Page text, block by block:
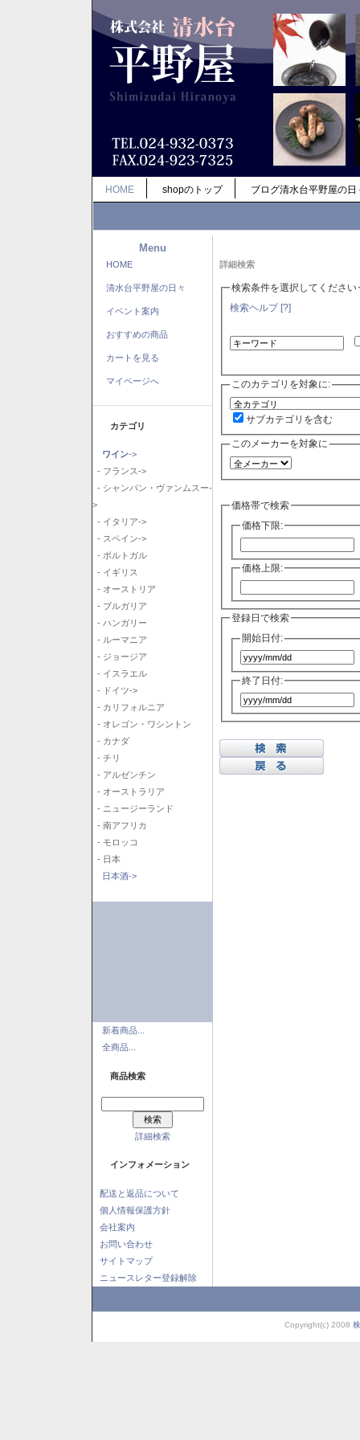
HOME shopのトップ ブログ清水台平野屋の日
Menu
HOME
清水台平野屋の日々
イベント案内
おすすめの商品
カートを見る
マイページへ
カテゴリ
ワイン->
- フランス->
- シャンパン・ヴァンムスー-
>
- イタリア->
- スペイン->
- ポルトガル
- イギリス
- オーストリア
- ブルガリア
- ハンガリー
- ルーマニア
- ジョージア
- イスラエル
- ドイツ->
- カリフォルニア
- オレゴン・ワシントン
- カナダ
- チリ
- アルゼンチン
- オーストラリア
- ニュージーランド
- 南アフリカ
- モロッコ
- 日本
日本酒->
新着商品...
全商品...
商品検索
詳細検索
インフォメーション
配送と返品について
個人情報保護方針
会社案内
お問い合わせ
サイトマップ
ニュースレター登録解除
詳細検索
検索条件を選択してください
検索ヘルプ [?]
このカテゴリを対象に:
サブカテゴリを含む
このメーカーを対象に
価格帯で検索
価格下限:
価格上限:
登録日で検索
開始日付:
終了日付:
Copyright(c) 2008